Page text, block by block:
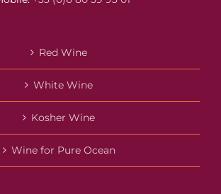
Red Wine
White Wine
Kosher Wine
Wine for Pure Ocean